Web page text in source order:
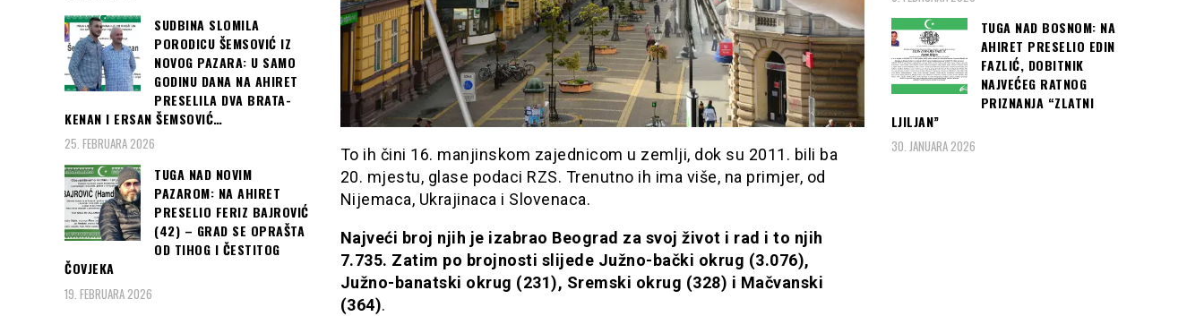
To ih čini 16. manjinskom zajednicom u zemlji, dok su 2011. bili ba
20. mjestu, glase podaci RZS. Trenutno ih ima više, na primjer, od
Nijemaca, Ukrajinaca i Slovenaca.
Najveći broj njih je izabrao Beograd za svoj život i rad i to njih
7.735. Zatim po brojnosti slijede Južno-bački okrug (3.076),
Južno-banatski okrug (231), Sremski okrug (328) i Mačvanski
(364).
SUDBINA SLOMILA
PORODICU ŠEMSOVIĆ IZ
NOVOG PAZARA: U SAMO
GODINU DANA NA AHIRET
PRESELILA DVA BRATA-
KENAN I ERSAN ŠEMSOVIĆ…
25. FEBRUARA 2026
TUGA NAD NOVIM
PAZAROM: NA AHIRET
PRESELIO FERIZ BAJROVIĆ
(42) – GRAD SE OPRAŠTA
OD TIHOG I ČESTITOG
ČOVJEKA
19. FEBRUARA 2026
TUGA NAD BOSNOM: NA
AHIRET PRESELIO EDIN
FAZLIĆ, DOBITNIK
NAJVEĆEG RATNOG
PRIZNANJA “ZLATNI
LJILJAN”
30. JANUARA 2026